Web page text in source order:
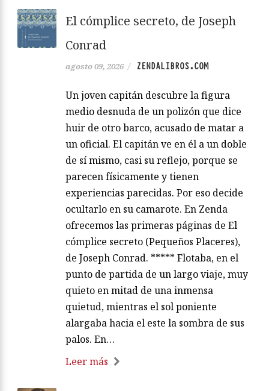
El cómplice secreto, de Joseph
Conrad
agosto 09, 2026 / ZENDALIBROS.COM
Un joven capitán descubre la figura
medio desnuda de un polizón que dice
huir de otro barco, acusado de matar a
un oficial. El capitán ve en él a un doble
de sí mismo, casi su reflejo, porque se
parecen físicamente y tienen
experiencias parecidas. Por eso decide
ocultarlo en su camarote. En Zenda
ofrecemos las primeras páginas de El
cómplice secreto (Pequeños Placeres),
de Joseph Conrad. ***** Flotaba, en el
punto de partida de un largo viaje, muy
quieto en mitad de una inmensa
quietud, mientras el sol poniente
alargaba hacia el este la sombra de sus
palos. En…
Leer más